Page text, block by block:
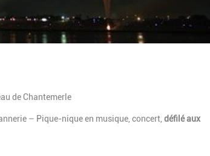
de Chantemerle
– Pique-nique en musique, concert, défilé aux